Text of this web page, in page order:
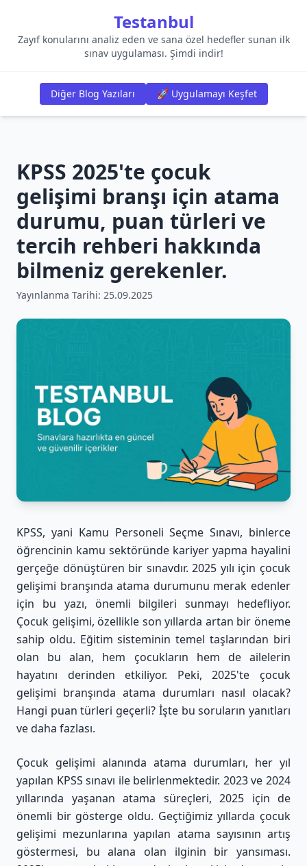
Testanbul
Zayıf konularını analiz eden ve sana özel hedefler sunan ilk
sınav uygulaması. Şimdi indir!
Diğer Blog Yazıları 🚀 Uygulamayı Keşfet
KPSS 2025'te çocuk
gelişimi branşı için atama
durumu, puan türleri ve
tercih rehberi hakkında
bilmeniz gerekenler.
Yayınlanma Tarihi: 25.09.2025
KPSS, yani Kamu Personeli Seçme Sınavı, binlerce
öğrencinin kamu sektöründe kariyer yapma hayalini
gerçeğe dönüştüren bir sınavdır. 2025 yılı için çocuk
gelişimi branşında atama durumunu merak edenler
için bu yazı, önemli bilgileri sunmayı hedefliyor.
Çocuk gelişimi, özellikle son yıllarda artan bir öneme
sahip oldu. Eğitim sisteminin temel taşlarından biri
olan bu alan, hem çocukların hem de ailelerin
hayatını derinden etkiliyor. Peki, 2025'te çocuk
gelişimi branşında atama durumları nasıl olacak?
Hangi puan türleri geçerli? İşte bu soruların yanıtları
ve daha fazlası.
Çocuk gelişimi alanında atama durumları, her yıl
yapılan KPSS sınavı ile belirlenmektedir. 2023 ve 2024
yıllarında yaşanan atama süreçleri, 2025 için de
önemli bir gösterge oldu. Geçtiğimiz yıllarda çocuk
gelişimi mezunlarına yapılan atama sayısının artış
göstermesi, bu alana olan ilginin bir yansıması.